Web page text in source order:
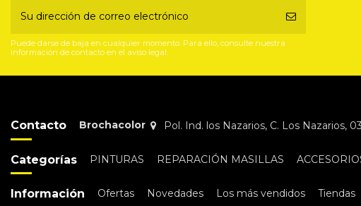
Puede darse de baja en cualquier momento. Para ello, consulte nuestra
información de contacto en el aviso legal.
Contacto Brochacolor Pol. Ind. los Nazarios, C. Los Nazarios,
Categorías PINTURAS REPARACIÓN MASILLAS
Información Ofertas Novedades Los más vendidos Tiendas